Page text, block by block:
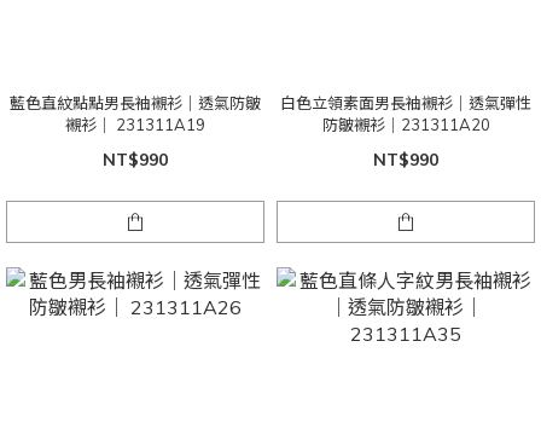
藍色直紋點點男長袖襯衫｜透氣防皺
襯衫｜ 231311A19
NT$990
白色立領素面男長袖襯衫｜透氣彈性
防皺襯衫｜231311A20
NT$990